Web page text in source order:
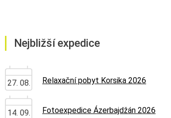
Nejbližší expedice
27. 08. Relaxační pobyt Korsika 2026
14. 09. Fotoexpedice Ázerbajdžán 2026